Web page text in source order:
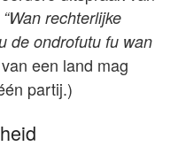
“Wan rechterlijke
de ondrofutu fu wan
een land mag
partij.)